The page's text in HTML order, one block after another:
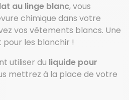
au linge blanc, vous
chimique dans votre
vos vêtements blancs. Une
les blanchir !
utiliser du liquide pour
mettrez à la place de votre